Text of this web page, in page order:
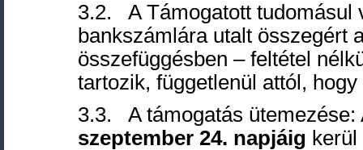
3.2. A Támogatott tudomásul
bankszámlára utalt összegért
összefüggésben – feltétel
tartozik, függetlenül attól,
3.3. A támogatás
szeptember 24. napjáig